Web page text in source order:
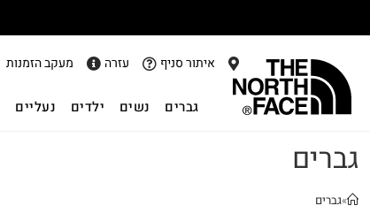
איתור סניף עזרה מעקב הזמנות
גברים נשים ילדים נעליים
גברים
»גברים